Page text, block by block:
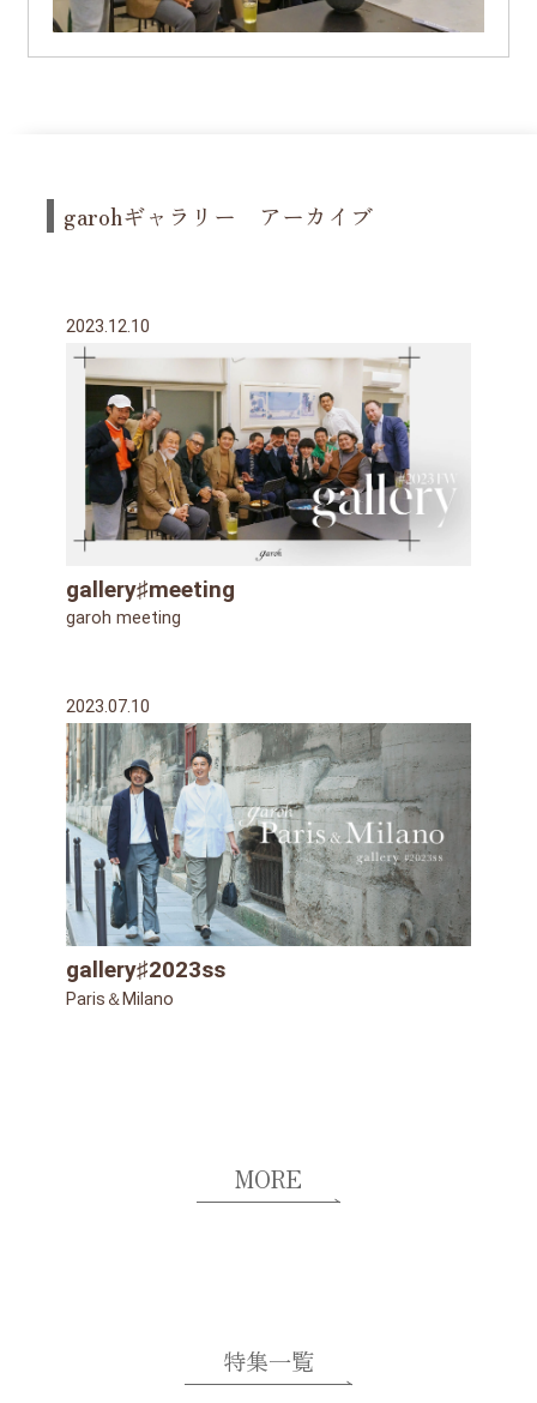
garohギャラリー アーカイブ
2023.12.10
gallery♯meeting
garoh meeting
2023.07.10
gallery♯2023ss
Paris＆Milano
MORE
特集一覧